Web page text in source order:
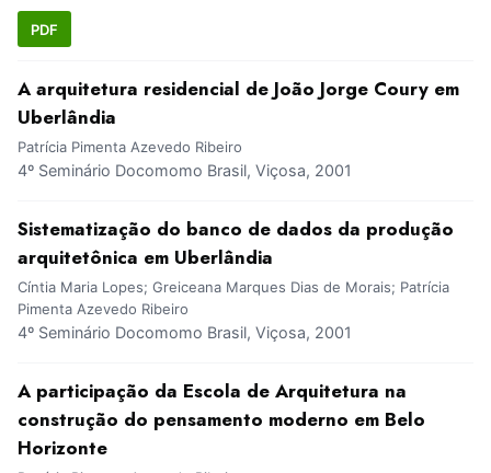
PDF
A arquitetura residencial de João Jorge Coury em
Uberlândia
Patrícia Pimenta Azevedo Ribeiro
4º Seminário Docomomo Brasil, Viçosa, 2001
Sistematização do banco de dados da produção
arquitetônica em Uberlândia
Cíntia Maria Lopes; Greiceana Marques Dias de Morais; Patrícia
Pimenta Azevedo Ribeiro
4º Seminário Docomomo Brasil, Viçosa, 2001
A participação da Escola de Arquitetura na
construção do pensamento moderno em Belo
Horizonte